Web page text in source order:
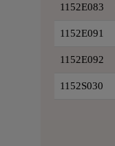
1152E083
1152E091
1152E092
1152S030